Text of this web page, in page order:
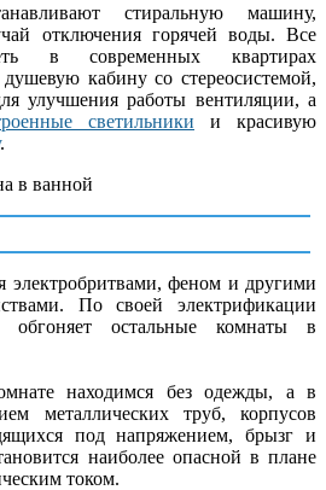
стиральную машину,
отключения горячей воды. Все
в современных квартирах
кабину со стереосистемой,
улучшения работы вентиляции, а
светильники и красивую
.
электробритвами, феном и другими
По своей электрификации
обгоняет остальные комнаты в
находимся без одежды, а в
металлических труб, корпусов
под напряжением, брызг и
наиболее опасной в плане
током.